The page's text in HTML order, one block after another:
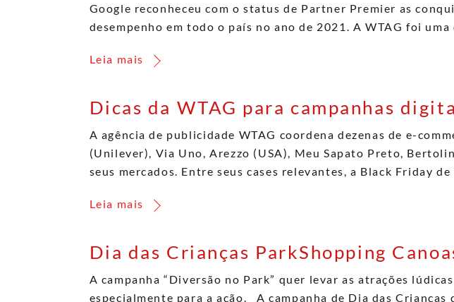
Google reconheceu com o status de Partner Premier as
desempenho em todo o país no ano de 2021. A WTAG foi
Leia mais
Dicas da WTAG para campanhas
A agência de publicidade WTAG coordena dezenas de e-
(Unilever), Via Uno, Arezzo (USA), Meu Sapato Preto,
seus mercados. Entre seus cases relevantes, a Black Friday
Leia mais
Dia das Crianças ParkShopping
A campanha “Diversão no Park” quer levar as atrações
especialmente para a ação. A campanha de Dia das